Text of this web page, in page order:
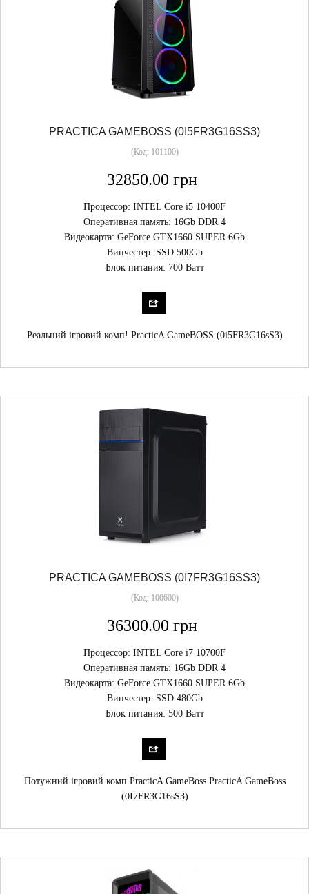
PRACTICA GAMEBOSS (0I5FR3G16SS3)
(Код: 101100)
32850.00 грн
Процессор: INTEL Core i5 10400F
Оперативная память: 16Gb DDR 4
Видеокарта: GeForce GTX1660 SUPER 6Gb
Винчестер: SSD 500Gb
Блок питания: 700 Ватт
Реальний ігровий комп! PracticA GameBOSS (0i5FR3G16sS3)
PRACTICA GAMEBOSS (0I7FR3G16SS3)
(Код: 100600)
36300.00 грн
Процессор: INTEL Core i7 10700F
Оперативная память: 16Gb DDR 4
Видеокарта: GeForce GTX1660 SUPER 6Gb
Винчестер: SSD 480Gb
Блок питания: 500 Ватт
Потужний ігровий комп PracticA GameBoss PracticA GameBoss
(0I7FR3G16sS3)